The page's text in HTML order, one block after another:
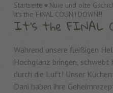
Startseite
Nuie und olte
It's the FINAL COUNTDOWN!!
It's the FINAL
Während unsere fleißigen
Hochglanz bringen,
durch die Luft! Unser
Dani haben ihre